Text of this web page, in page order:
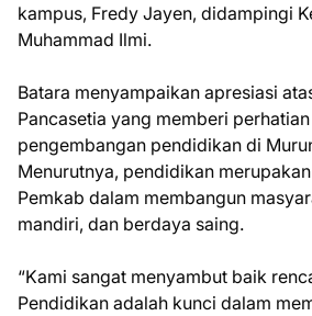
kampus, Fredy Jayen, didampingi
Muhammad Ilmi.
Batara menyampaikan apresiasi
Pancasetia yang memberi
pengembangan pendidikan di
Menurutnya, pendidikan
Pemkab dalam membangun
mandiri, dan berdaya saing.
“Kami sangat menyambut baik
Pendidikan adalah kunci dalam